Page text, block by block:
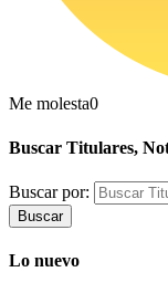
Me molesta0
Buscar Titulares,
Buscar por:
Lo nuevo